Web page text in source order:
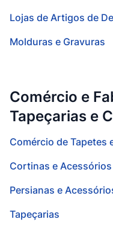
Lojas de Artigos de
Molduras e Gravuras
Comércio e
Tapeçarias e
Comércio de Tapetes
Cortinas e Acessórios
Persianas e
Tapeçarias